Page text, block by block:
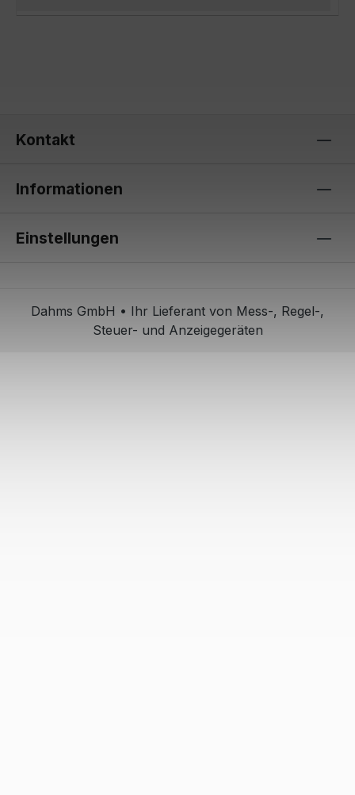
Kontakt
Informationen
Einstellungen
Dahms GmbH • Ihr Lieferant von Mess-, Regel-,
Steuer- und Anzeigegeräten